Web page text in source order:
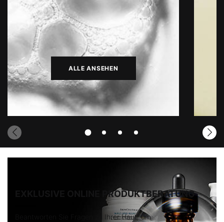
ALLE ANSEHEN
EXKLUSIVE ONLINE PRODUKTBERATUNG
Beantworten Sie Fragen zu Ihrer Haut, um